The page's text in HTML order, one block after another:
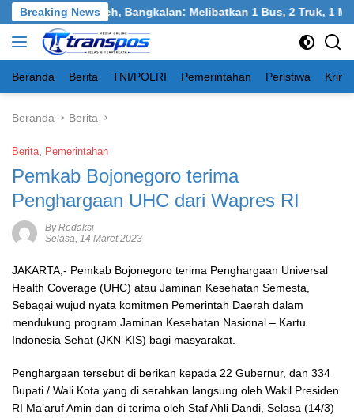
Langsung
ke
konten
Breaking News
Burneh, Bangkalan: Melibatkan 1 Bus, 2 Truk, 1 Mobil,
Beranda Berita TNI/POLRI Pemerintahan Peristiwa
Beranda Berita
Berita, Pemerintahan
Pemkab Bojonegoro terima
Penghargaan UHC dari Wapres RI
By Redaksi
Selasa, 14 Maret 2023
JAKARTA,- Pemkab Bojonegoro terima Penghargaan Universal
Health Coverage (UHC) atau Jaminan Kesehatan Semesta,
Sebagai wujud nyata komitmen Pemerintah Daerah dalam
mendukung program Jaminan Kesehatan Nasional – Kartu
Indonesia Sehat (JKN-KIS) bagi masyarakat.
Penghargaan tersebut di berikan kepada 22 Gubernur, dan 334
Bupati / Wali Kota yang di serahkan langsung oleh Wakil Presiden
RI Ma’aruf Amin dan di terima oleh Staf Ahli Dandi, Selasa (14/3)